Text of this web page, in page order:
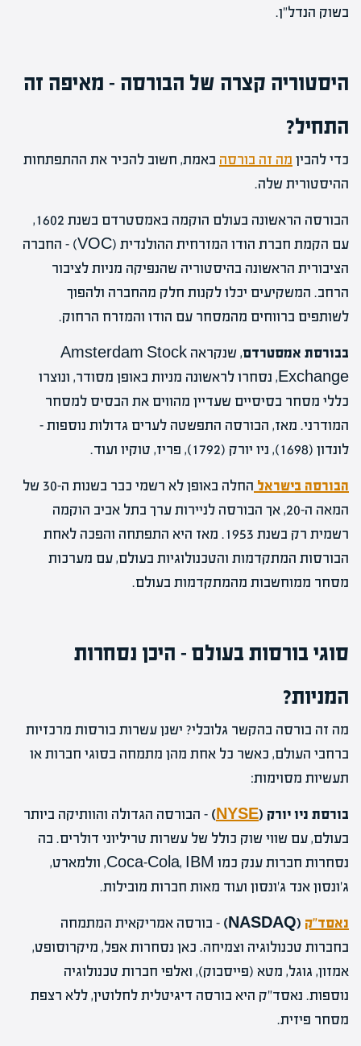
בשוק הנדל"ן.
היסטוריה קצרה של הבורסה – מאיפה זה
התחיל?
כדי להבין מה זה בורסה באמת, חשוב להכיר את ההתפתחות
ההיסטורית שלה.
הבורסה הראשונה בעולם הוקמה באמסטרדם בשנת 1602,
עם הקמת חברת הודו המזרחית ההולנדית (VOC) – החברה
הציבורית הראשונה בהיסטוריה שהנפיקה מניות לציבור
הרחב. המשקיעים יכלו לקנות חלק מהחברה ולהפוך
לשותפים ברווחים מהמסחר עם הודו והמזרח הרחוק.
בבורסת אמסטרדם
, שנקראה Amsterdam Stock
Exchange, נסחרו לראשונה מניות באופן מסודר, ונוצרו
כללי מסחר בסיסיים שעדיין מהווים את הבסיס למסחר
המודרני. מאז, הבורסה התפשטה לערים גדולות נוספות –
לונדון (1698), ניו יורק (1792), פריז, טוקיו ועוד.
הבורסה בישראל
החלה באופן לא רשמי כבר בשנות ה-30 של
המאה ה-20, אך הבורסה לניירות ערך בתל אביב הוקמה
רשמית רק בשנת 1953. מאז היא התפתחה והפכה לאחת
הבורסות המתקדמות והטכנולוגיות בעולם, עם מערכות
מסחר ממוחשבות מהמתקדמות בעולם.
סוגי בורסות בעולם – היכן נסחרות
המניות?
מה זה בורסה בהקשר גלובלי? ישנן עשרות בורסות מרכזיות
ברחבי העולם, כאשר כל אחת מהן מתמחה בסוגי חברות או
תעשיות מסוימות:
בורסת ניו יורק (NYSE
) – הבורסה הגדולה והוותיקה ביותר
בעולם, עם שווי שוק כולל של עשרות טריליוני דולרים. בה
נסחרות חברות ענק כמו Coca-Cola, IBM, וולמארט,
ג'ונסון אנד ג'ונסון ועוד מאות חברות מובילות.
נאסד"ק (NASDAQ)
– בורסה אמריקאית המתמחה
בחברות טכנולוגיה וצמיחה. כאן נסחרות אפל, מיקרוסופט,
אמזון, גוגל, מטא (פייסבוק), ואלפי חברות טכנולוגיה
נוספות. נאסד"ק היא בורסה דיגיטלית לחלוטין, ללא רצפת
מסחר פיזית.